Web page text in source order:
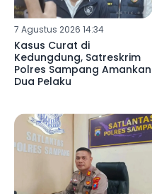
7 Agustus 2026 14:34
Kasus Curat di
Kedungdung, Satreskrim
Polres Sampang Amankan
Dua Pelaku